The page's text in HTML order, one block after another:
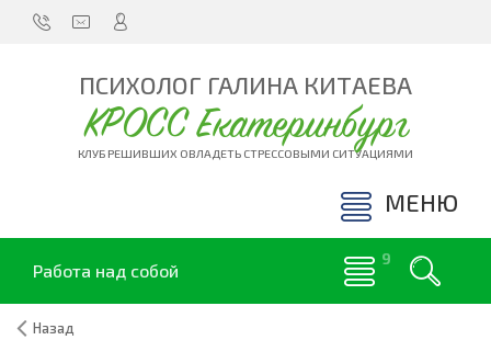
ПСИХОЛОГ ГАЛИНА КИТАЕВА
КРОСС Екатеринбург
КЛУБ РЕШИВШИХ ОВЛАДЕТЬ СТРЕССОВЫМИ СИТУАЦИЯМИ
МЕНЮ
Работа над собой
Назад